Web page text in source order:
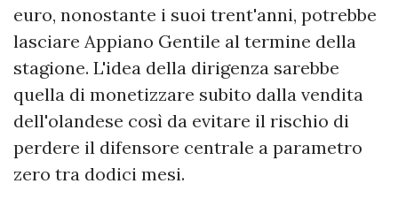
euro, nonostante i suoi trent'anni, potrebbe
lasciare Appiano Gentile al termine della
stagione. L'idea della dirigenza sarebbe
quella di monetizzare subito dalla vendita
dell'olandese così da evitare il rischio di
perdere il difensore centrale a parametro
zero tra dodici mesi.